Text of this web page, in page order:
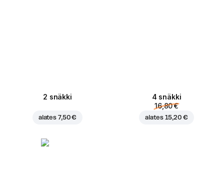
2 snäkki
alates 7,50 €
4 snäkki
16,80 €
alates 15,20 €